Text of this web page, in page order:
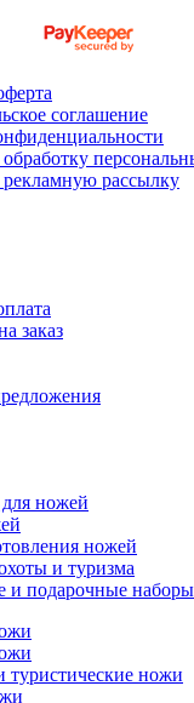
соглашение
обработку
рекламную рассылку
заказ
ножей
ножей
и туризма
подарочные
туристические ножи